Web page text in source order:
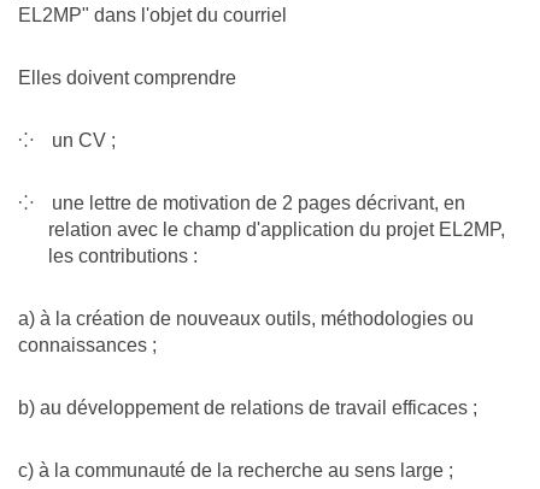
EL2MP" dans l'objet du courriel
Elles doivent comprendre
un CV ;
une lettre de motivation de 2 pages décrivant, en
relation avec le champ d'application du projet EL2MP,
les contributions :
a) à la création de nouveaux outils, méthodologies ou
connaissances ;
b) au développement de relations de travail efficaces ;
c) à la communauté de la recherche au sens large ;